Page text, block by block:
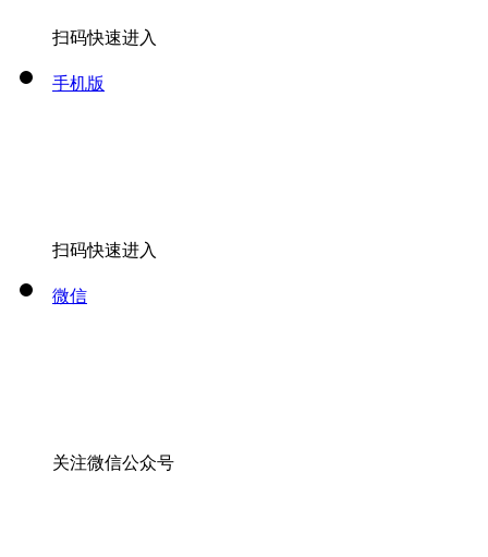
扫码快速进入
手机版
扫码快速进入
微信
关注微信公众号